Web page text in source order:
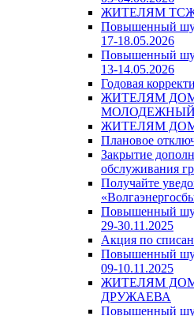
ЖИТЕЛЯМ ТСЖ
Повышенный
17-18.05.2026
Повышенный
13-14.05.2026
Годовая
ЖИТЕЛЯМ
МОЛОДЕЖНЫЙ
ЖИТЕЛЯМ
Плановое
Закрытие
обслуживания
Получайте
Повышенный
29-30.11.2025
Акция по
Повышенный
09-10.11.2025
ЖИТЕЛЯМ
ДРУЖАЕВА
Повышенный